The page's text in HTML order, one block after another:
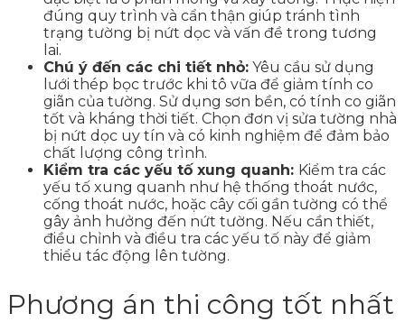
đúng quy trình và cẩn thận giúp tránh tình
trạng tường bị nứt dọc và vấn đề trong tương
lai.
Chú ý đến các chi tiết nhỏ: Yêu cầu sử dụng
lưới thép bọc trước khi tô vữa để giảm tính co
giãn của tường. Sử dụng sơn bền, có tính co giãn
tốt và kháng thời tiết. Chọn đơn vị sửa tường nhà
bị nứt dọc uy tín và có kinh nghiệm để đảm bảo
chất lượng công trình.
Kiểm tra các yếu tố xung quanh: Kiểm tra các
yếu tố xung quanh như hệ thống thoát nước,
cống thoát nước, hoặc cây cối gần tường có thể
gây ảnh hưởng đến nứt tường. Nếu cần thiết,
điều chỉnh và điều tra các yếu tố này để giảm
thiểu tác động lên tường.
Phương án thi công tốt nhất